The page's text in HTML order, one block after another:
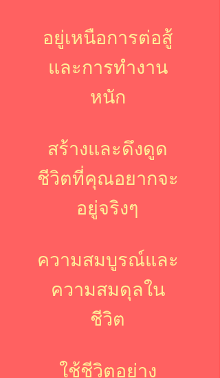
อยู่เหนือการต่อสู้
และการทำงาน
หนัก
สร้างและดึงดูด
ชีวิตที่คุณอยากจะ
อยู่จริงๆ
ความสมบูรณ์และ
ความสมดุลใน
ชีวิต
ใช้ชีวิตอย่าง